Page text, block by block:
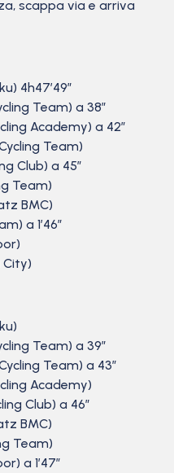
scappa via e arriva
4h47’49”
Team) a 38″
Academy) a 42″
Team)
Club) a 45″
Team)
BMC)
a 1’46”
City)
Team) a 39″
Team) a 43″
Academy)
Club) a 46″
BMC)
Team)
a 1’47”